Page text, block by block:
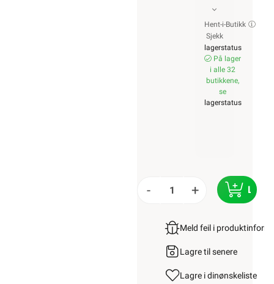
Hent-i-Butikk
Sjekk
lagerstatus
På lager
i alle 32
butikkene,
se
lagerstatus
- +
Meld feil i
Lagre til senere
Lagre i dinønskeliste